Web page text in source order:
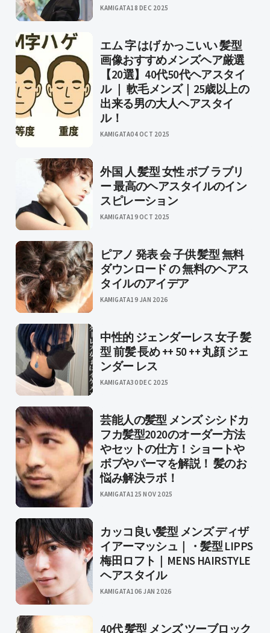
KAMIGATA18 DEC 2025
エム 字 はげ かっこいい 髪型
画像おすすめメンズヘア厳選
【20選】40代50代ヘアスタイ
ル ｜ 軟毛メンズ｜25歳以上の
出来る男の大人ヘアスタイ
ル！
KAMIGATA04 OCT 2025
外国 人 髪型 女性 ボブ ラブリ
ー 最高のヘアスタイルのイン
スピレーション
KAMIGATA19 OCT 2025
ピアノ 発表 会 子供 髪型 無料
ダウンロード の 無料のヘアス
タイルのアイデア
KAMIGATA19 JAN 2026
中性的 ジェンダーレス 女子 髪
型 前髪 長め ++ 50 ++ 丸顔 ジェ
ンダー レス
KAMIGATA30 DEC 2025
芸能人の髪型 メンズ シシドカ
フカ髪型2020のオーダー方法
やセットの仕方！ショートや
ボブやパーマを解説！ 髪のお
悩み解決ラボ！
KAMIGATA1 25 NOV 2025
カッコ良い髪型 メンズ ディザ
イアーマッシュ｜・髪型 LIPPS
梅田ロフト｜MENS HAIRSTYLE
ヘアスタイル
KAMIGATA106 JAN 2026
40代 髪型 メンズ ツーブロック